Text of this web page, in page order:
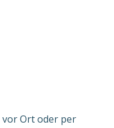
vor Ort oder per